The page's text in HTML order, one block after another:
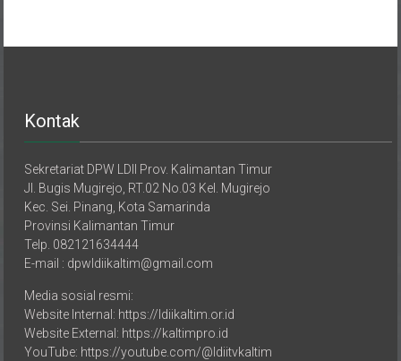
Jl. Bugis Mugirejo, RT.02 No.03 Kel. Mugirejo
Kec. Sei. Pinang, Kota Samarinda
Provinsi Kalimantan Timur
Telp. 082121634444
E-mail : dpwldiikaltim@gmail.com
Website Internal: https://ldiikaltim.or.id
Website External: https://kaltimpro.id
YouTube: https://youtube.com/@ldiitvkaltim
Facebook: https://www.facebook.com/ldiitv.kaltim/